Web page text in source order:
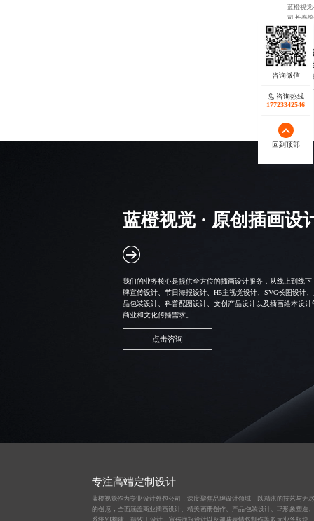
蓝橙视觉
司,长春
满足不同
21
宁波文
告插画
北京广告
作要求出
23
蓝橙视觉 · 原创插画设
我们的业务核心是提供全方位的插画设计服务，从线上到线
牌宣传设计、节日海报设计、H5主视觉设计、 SVG长图设计
品包装设计、科普配图设计、文创产品设计以及插画绘本设
商业和文化传播需求。
点击咨询
咨询热线
17723342546
回到顶部
专注高端定制设计
蓝橙视觉作为专业设计外包公司 ，深度聚焦品牌设计领域，以精湛的技艺与无
的创意，全面涵盖商业插画设计、精美画册创作、 产品包装设计、 IP形象塑造